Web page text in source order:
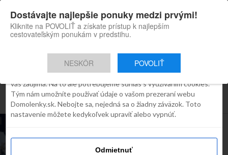
Domolenky appka
Skvelé tipy na cestovanie po
Slovensku
Inštaluj
Všetky príspevky týkajúce sa
"homeoffice"
miestach sa vám bude skvelo pracovať
Súhlas Detaily O cookies
Robíme všetko preto, aby sme vám zobrazovali iba obsah, ktorý
vás zaujíma. Na to ale potrebujeme súhlas s využívaním cookies.
Tým nám umožníte používať údaje o vašom prezeraní webu
Domolenky.sk. Nebojte sa, nejedná sa o žiadny záväzok. Toto
nastavenie môžete kedykoľvek upraviť alebo vypnúť.
Odmietnuť
Dostávajte najlepšie ponuky medzi prvými!
Kliknite na POVOLIŤ a získate prístup k najlepším
cestovateľským ponukám v predstihu.
NESKÔR POVOLIŤ